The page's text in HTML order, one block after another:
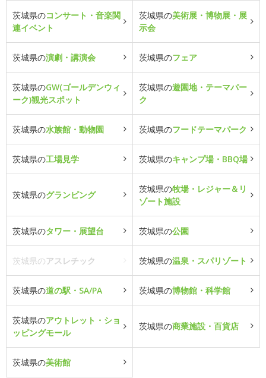
茨城県のコンサート・音楽関
連イベント
茨城県の美術展・博物展・展
示会
茨城県の演劇・講演会 茨城県のフェア
茨城県のGW(ゴールデンウィ
ーク)観光スポット
茨城県の遊園地・テーマパー
ク
茨城県の水族館・動物園 茨城県のフードテーマパーク
茨城県の工場見学 茨城県のキャンプ場・BBQ場
茨城県のグランピング
茨城県の牧場・レジャー＆リ
ゾート施設
茨城県のタワー・展望台 茨城県の公園
茨城県のアスレチック 茨城県の温泉・スパリゾート
茨城県の道の駅・SA/PA 茨城県の博物館・科学館
茨城県のアウトレット・ショ
ッピングモール
茨城県の商業施設・百貨店
茨城県の美術館